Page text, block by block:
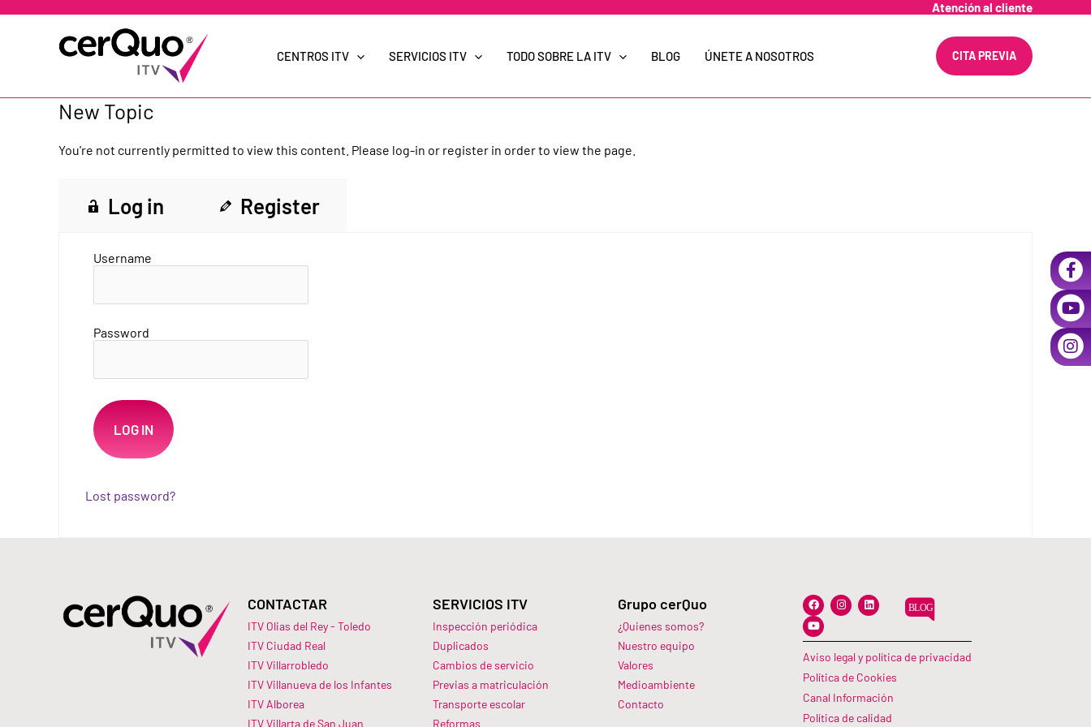
Atención al cliente
CENTROS ITV SERVICIOS ITV TODO SOBRE LA ITV BLOG ÚNETE A NOSOTROS CITA PREVIA
New Topic
You're not currently permitted to view this content. Please log-in or register in order to view the page.
Log in Register
Username
Password
Lost password?
CONTACTAR
ITV Olias del Rey - Toledo
ITV Ciudad Real
ITV Villarrobledo
ITV Villanueva de los Infantes
ITV Alborea
ITV Villarta de San Juan
SERVICIOS ITV
Inspección periódica
Duplicados
Cambios de servicio
Previas a matriculación
Transporte escolar
Reformas
Grupo cerQuo
¿Quienes somos?
Nuestro equipo
Valores
Medioambiente
Contacto
F
a
c
e
b
o
o
k
I
n
s
a
r
m
L
i
n
e
i
Y
o
u
t
u
b
e
Aviso legal y política de privacidad
Política de Cookies
Canal Información
Política de calidad